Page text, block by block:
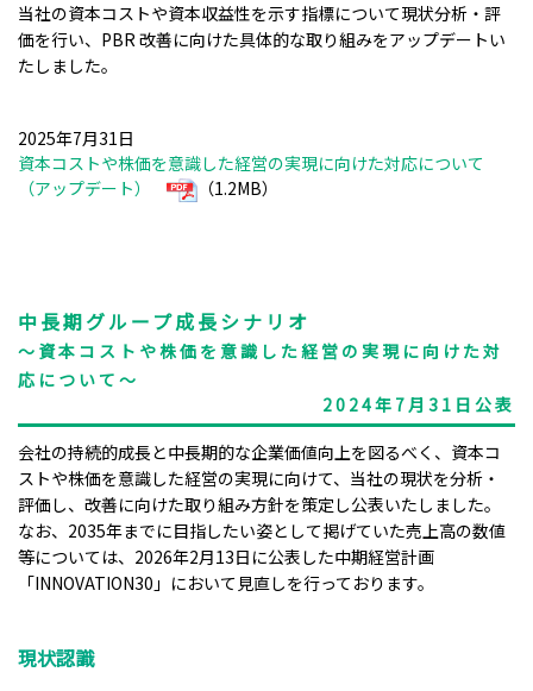
当社の資本コストや資本収益性を示す指標について現状分析・評
価を行い、PBR 改善に向けた具体的な取り組みをアップデートい
たしました。
2025年7月31日
資本コストや株価を意識した経営の実現に向けた対応について
（アップデート）
（1.2MB）
中長期グループ成長シナリオ
～資本コストや株価を意識した経営の実現に向けた対
応について～
2024年7月31日公表
会社の持続的成長と中長期的な企業価値向上を図るべく、資本コ
ストや株価を意識した経営の実現に向けて、当社の現状を分析・
評価し、改善に向けた取り組み方針を策定し公表いたしました。
なお、2035年までに目指したい姿として掲げていた売上高の数値
等については、2026年2月13日に公表した中期経営計画
「INNOVATION30」において見直しを行っております。
現状認識